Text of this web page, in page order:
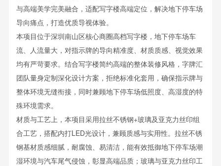
与高端美学完美融合，适配写字楼高端定位，解决地下停车场
导向痛点，打造优质导视体验。
本项目位于深圳南山区核心商圈高档写字楼，地下停车场车
流、人流量大，对指示牌的导向精准度、材质质感、视觉效果
均有严苛要求。结合写字楼简约高端的整体装修风格，字牌汇
团队量身定制深化设计方案，拒绝标准化套用，确保指示牌与
整体环境无缝衔接，同时兼顾地下停车场低照度、高湿度的特
殊环境需求。
材质与工艺上，本项目采用拉丝不锈钢+玻璃及亚克力丝印组
合工艺，搭配内打LED光设计，兼顾质感与实用性。拉丝不锈
钢基材质感细腻，耐腐蚀、易清洁，能有效抵御地下停车场潮
湿环境与汽车尾气侵蚀，彰显高端品质；玻璃与亚克力丝印工